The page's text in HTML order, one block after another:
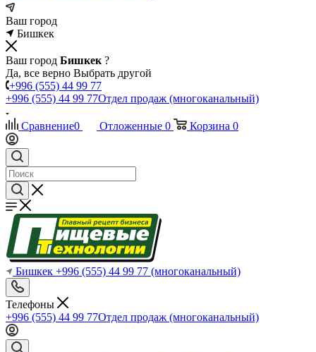
Ваш город
Бишкек
Ваш город Бишкек ?
Да, все верно Выбрать другой
+996 (555) 44 99 77
+996 (555) 44 99 77Отдел продаж (многоканальный)
Сравнение0 Отложенные 0 Корзина 0
Бишкек +996 (555) 44 99 77 (многоканальный)
Телефоны
+996 (555) 44 99 77Отдел продаж (многоканальный)